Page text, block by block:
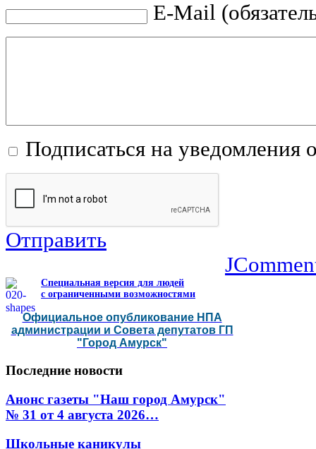
E-Mail
Подписаться на уведомления
Отправить
Специальная версия для людей
с ограниченными возможностями
Официальное опубликование НПА
администрации и Совета депутатов ГП
"Город Амурск"
Последние новости
Анонс газеты "Наш город Амурск"
№ 31 от 4 августа 2026…
Школьные каникулы